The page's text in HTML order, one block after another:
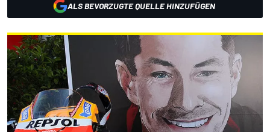
ALS BEVORZUGTE QUELLE HINZUFÜGEN